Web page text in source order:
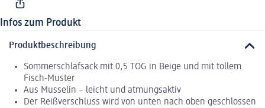
Infos zum Produkt
Produktbeschreibung
Sommerschlafsack mit 0,5 TOG in Beige und mit tollem
Fisch-Muster
Aus Musselin – leicht und atmungsaktiv
Der Reißverschluss wird von unten nach oben geschlossen